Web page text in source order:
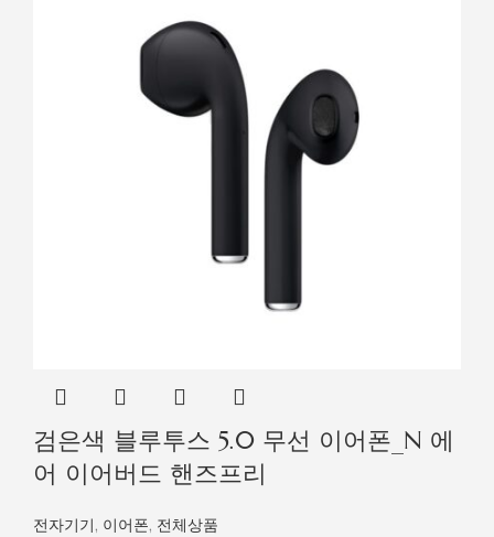
검은색 블루투스 5.0 무선 이어폰_N 에
어 이어버드 핸즈프리
전자기기, 이어폰, 전체상품